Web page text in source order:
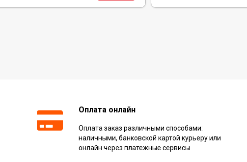
Оплата онлайн
Оплата заказ различными способами:
наличными, банковской картой курьеру или
онлайн через платежные сервисы